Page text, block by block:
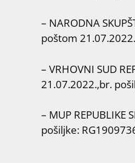
– NARODNA
poštom
– VRHOVNI SUD
21.07.2022.,br.
– MUP REPUBLIKE
pošiljke: